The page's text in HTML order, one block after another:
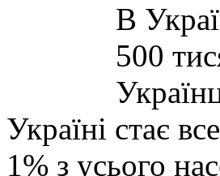
В
500
Україні стає
1% з усього